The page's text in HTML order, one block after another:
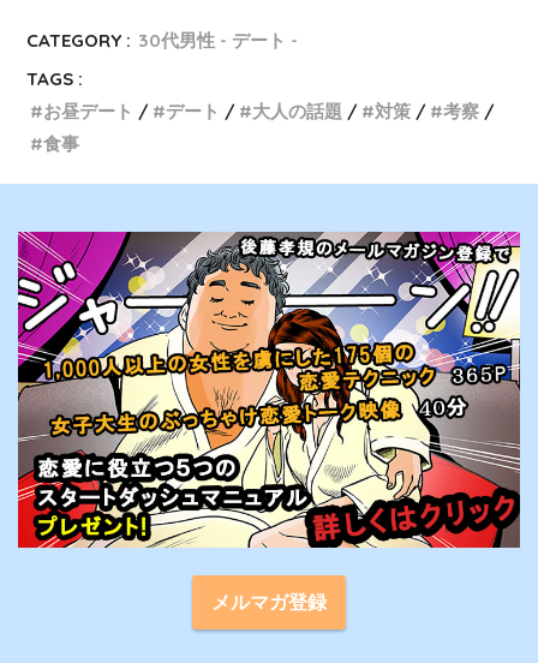
CATEGORY : 30代男性 - デート -
TAGS :
お昼デート
デート 大人の話題 対策
考察
食事
メルマガ登録